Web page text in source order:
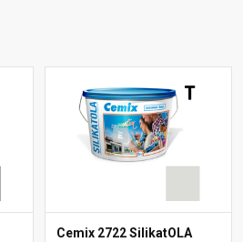
Cemix 2722 SilikatOLA